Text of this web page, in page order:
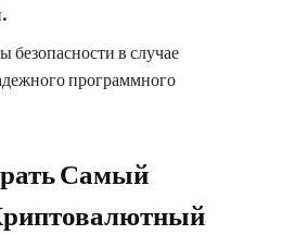
в случае
программного
Самый